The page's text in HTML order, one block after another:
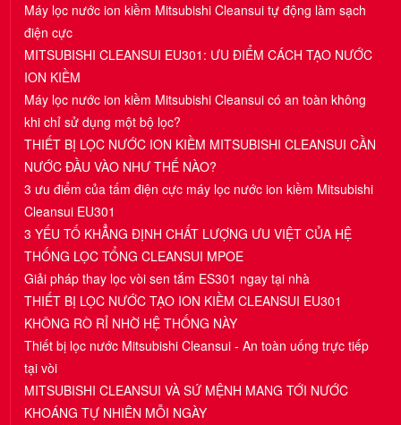
Máy lọc nước ion kiềm Mitsubishi Cleansui tự động làm sạch
điện cực
MITSUBISHI CLEANSUI EU301: ƯU ĐIỂM CÁCH TẠO NƯỚC
ION KIỀM
Máy lọc nước ion kiềm Mitsubishi Cleansui có an toàn không
khi chỉ sử dụng một bộ lọc?
THIẾT BỊ LỌC NƯỚC ION KIỀM MITSUBISHI CLEANSUI CẦN
NƯỚC ĐẦU VÀO NHƯ THẾ NÀO?
3 ưu điểm của tấm điện cực máy lọc nước ion kiềm Mitsubishi
Cleansui EU301
3 YẾU TỐ KHẲNG ĐỊNH CHẤT LƯỢNG ƯU VIỆT CỦA HỆ
THỐNG LỌC TỔNG CLEANSUI MPOE
Giải pháp thay lọc vòi sen tắm ES301 ngay tại nhà
THIẾT BỊ LỌC NƯỚC TẠO ION KIỀM CLEANSUI EU301
KHÔNG RÒ RỈ NHỜ HỆ THỐNG NÀY
Thiết bị lọc nước Mitsubishi Cleansui - An toàn uống trực tiếp
tại vòi
MITSUBISHI CLEANSUI VÀ SỨ MỆNH MANG TỚI NƯỚC
KHOÁNG TỰ NHIÊN MỖI NGÀY